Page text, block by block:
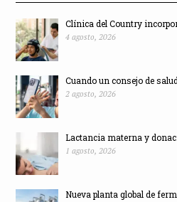
Clínica del Country
4 agosto, 2026
Cuando un consejo de
2 agosto, 2026
Lactancia materna y
1 agosto, 2026
Nueva planta global de